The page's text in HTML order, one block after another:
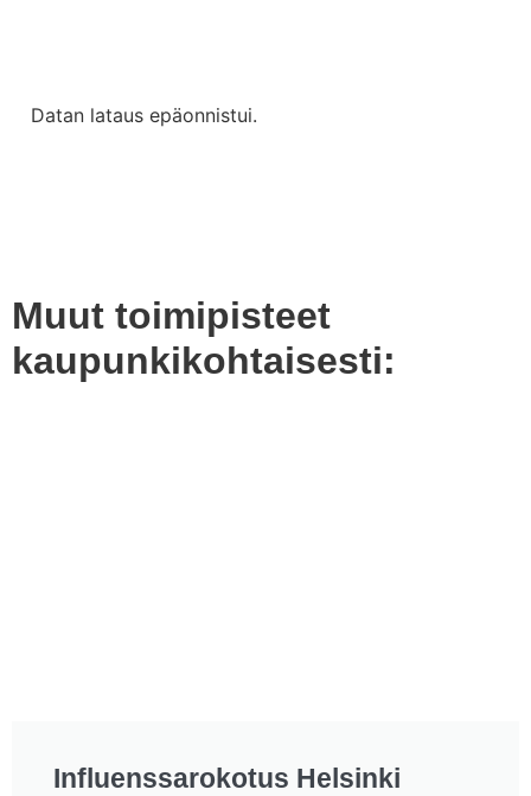
Datan lataus epäonnistui.
Muut toimipisteet
kaupunkikohtaisesti:
Influenssarokotus Helsinki